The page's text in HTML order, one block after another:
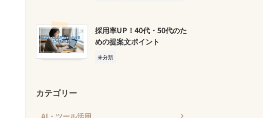
採用率UP！40代・50代のた
めの提案文ポイント
未分類
カテゴリー